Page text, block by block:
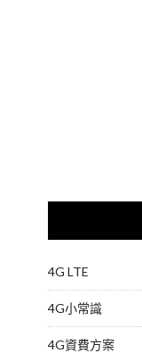
4G LTE
4G小常識
4G資費方案